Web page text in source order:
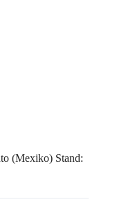
(Mexiko) Stand: